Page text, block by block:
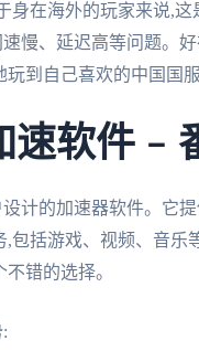
身在海外的玩家来说,
慢、延迟高等问题。
到自己喜欢的中国国服
速软件 –
计的加速器软件。它
,包括游戏、视频、音
错的选择。